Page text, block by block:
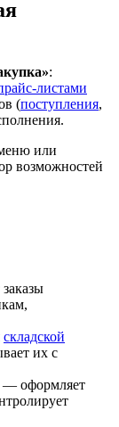
:
листами
(поступления,
или
возможностей
складской
их с
— оформляет